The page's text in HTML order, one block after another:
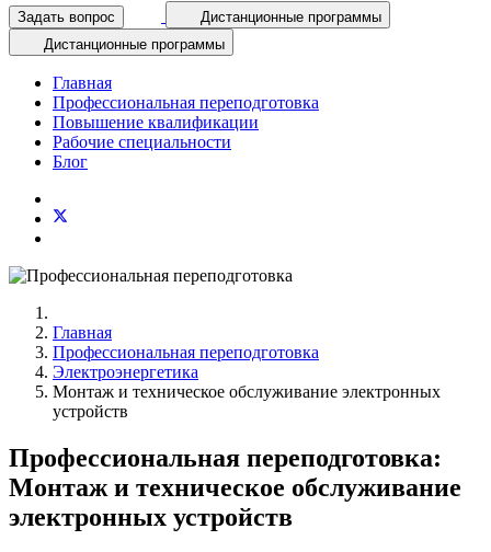
Задать вопрос
Дистанционные программы
Дистанционные программы
Главная
Профессиональная переподготовка
Повышение квалификации
Рабочие специальности
Блог
Главная
Профессиональная переподготовка
Электроэнергетика
Монтаж и техническое обслуживание электронных
устройств
Профессиональная переподготовка:
Монтаж и техническое обслуживание
электронных устройств